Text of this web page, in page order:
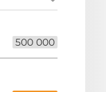
500 000